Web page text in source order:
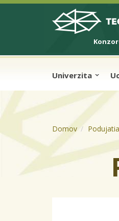
Skip to cookies
Skip to navigation
Skočiť na hlavný obsah
Univerzita
Domov Podujatia